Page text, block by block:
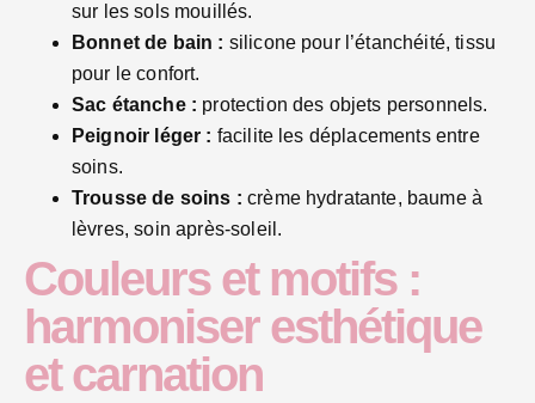
sur les sols mouillés.
Bonnet de bain : silicone pour l’étanchéité, tissu
pour le confort.
Sac étanche : protection des objets personnels.
Peignoir léger : facilite les déplacements entre
soins.
Trousse de soins : crème hydratante, baume à
lèvres, soin après-soleil.
Couleurs et motifs :
harmoniser esthétique
et carnation